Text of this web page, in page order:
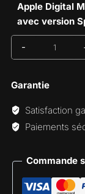
Apple Digital
avec version
Mastering
ligne
Apple
Masters
version
Garantie
Satisfaction
Paiements
Commande